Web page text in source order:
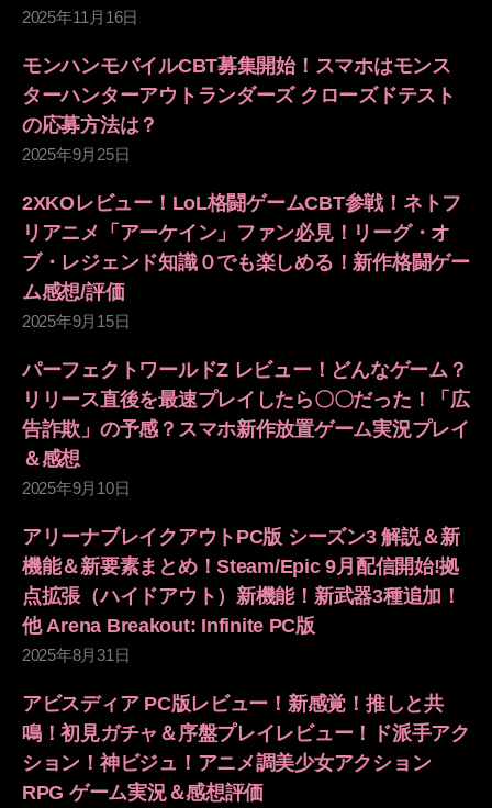
2025年11月16日
モンハンモバイルCBT募集開始！スマホはモンス
ターハンターアウトランダーズ クローズドテスト
の応募方法は？
2025年9月25日
2XKOレビュー！LoL格闘ゲームCBT参戦！ネトフ
リアニメ「アーケイン」ファン必見！リーグ・オ
ブ・レジェンド知識０でも楽しめる！新作格闘ゲー
ム感想/評価
2025年9月15日
パーフェクトワールドZ レビュー！どんなゲーム？
リリース直後を最速プレイしたら〇〇だった！「広
告詐欺」の予感？スマホ新作放置ゲーム実況プレイ
＆感想
2025年9月10日
アリーナブレイクアウトPC版 シーズン3 解説＆新
機能＆新要素まとめ！Steam/Epic 9月配信開始!拠
点拡張（ハイドアウト）新機能！新武器3種追加！
他 Arena Breakout: Infinite PC版
2025年8月31日
アビスディア PC版レビュー！新感覚！推しと共
鳴！初見ガチャ＆序盤プレイレビュー！ド派手アク
ション！神ビジュ！アニメ調美少女アクション
RPG ゲーム実況＆感想評価